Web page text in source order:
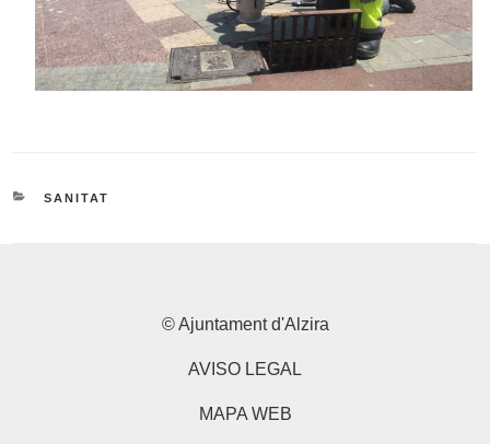
CATEGORIES
SANITAT
© Ajuntament d'Alzira
AVISO LEGAL
MAPA WEB